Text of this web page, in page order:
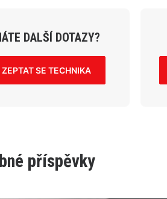
DALŠÍ DOTAZY?
ZEPTAT SE TECHNIKA
příspěvky